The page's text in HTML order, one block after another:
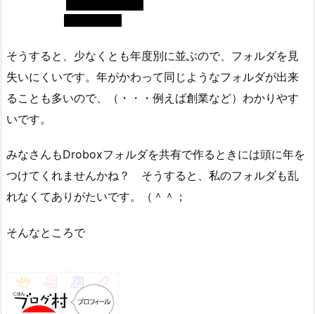
そうすると、少なくとも年度別に並ぶので、フォルダを見
失いにくいです。年がかわって同じようなフォルダが出来
ることも多いので、（・・・例えば創業など）わかりやす
いです。
みなさんもDroboxフォルダを共有で作るときには頭に年を
つけてくれませんかね？ そうすると、私のフォルダも乱
れなくてありがたいです。（＾＾；
そんなところで